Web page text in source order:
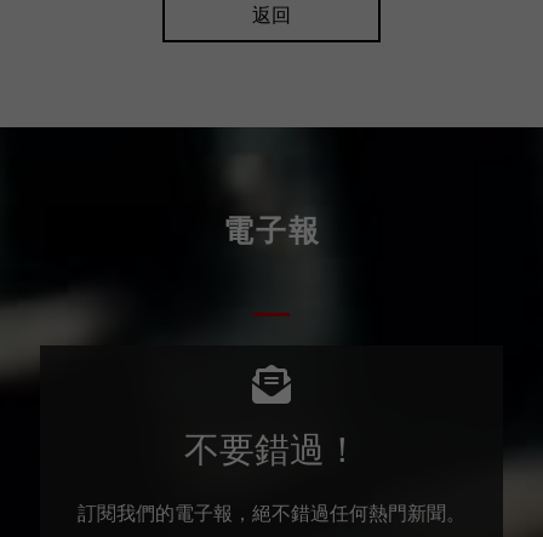
返回
電子報
不要錯過！
訂閱我們的電子報，絕不錯過任何熱門新聞。